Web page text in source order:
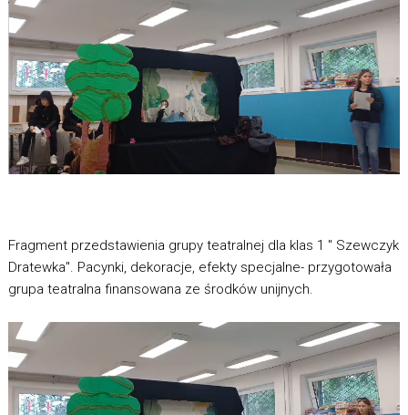
Fragment przedstawienia grupy teatralnej dla klas 1 " Szewczyk
Dratewka". Pacynki, dekoracje, efekty specjalne- przygotowała
grupa teatralna finansowana ze środków unijnych.